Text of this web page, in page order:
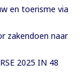
en toerisme via
zakendoen naar
2025 IN 48